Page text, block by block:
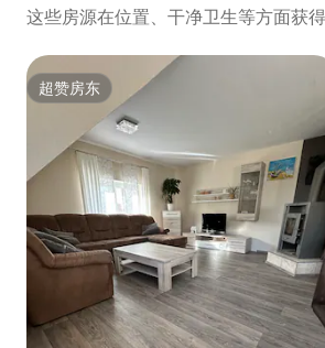
这些房源在位置、干净卫生等方面获
超赞房东
超赞房东